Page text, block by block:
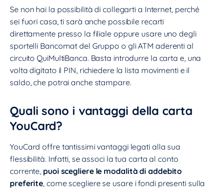
Se non hai la possibilità di collegarti a Internet, perché
sei fuori casa, ti sarà anche possibile recarti
direttamente presso la filiale oppure usare uno degli
sportelli Bancomat del Gruppo o gli ATM aderenti al
circuito QuiMultiBanca. Basta introdurre la carta e, una
volta digitato il PIN, richiedere la lista movimenti e il
saldo, che potrai anche stampare.
Quali sono i vantaggi della carta
YouCard?
YouCard offre tantissimi vantaggi legati alla sua
flessibilità. Infatti, se associ la tua carta al conto
corrente, puoi scegliere le modalità di addebito
preferite, come scegliere se usare i fondi presenti sulla